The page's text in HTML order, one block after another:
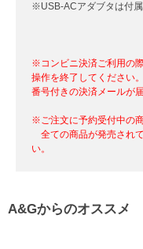
※USB-ACアダブタは付属
※コンビニ決済ご利用の
操作を終了してください
番号付きの決済メールが
※ご注文に予約受付中の
全ての商品が発売され
い。
A&Gからのオススメ